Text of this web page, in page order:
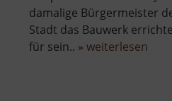
damalige Bürgermeister
Stadt das Bauwerk
für sein.. » weiterlesen